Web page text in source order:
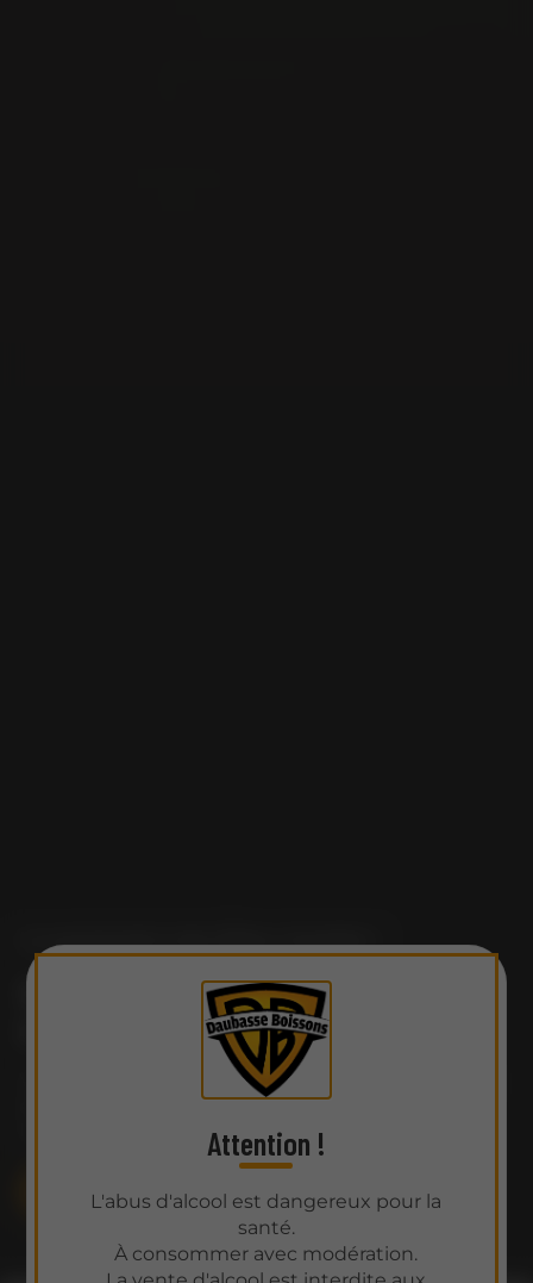
Le partenaire des fêtes réussies !
Distribution de boissons pour tout
Votre spécialiste en distribution de boissons
et services événementiels intervenant à
Layrac et ses environs
Contact Appel
Attention !
L'abus d'alcool est dangereux pour la
santé.
À consommer avec modération.